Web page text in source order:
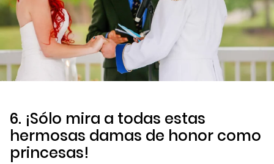
6. ¡Sólo mira a todas estas
hermosas damas de honor como
princesas!